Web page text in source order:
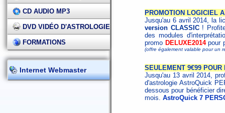
CD AUDIO MP3
DVD VIDÉO D'ASTROLOGIE
FORMATIONS
Internet Webmaster
PROMOTION LOGICIEL
Jusqu'au 6 avril 2014, la
version CLASSIC!
des modules
promo DELUXE2014pour
(offre également valable pour un
SEULEMENT 9€99 POUR
Jusqu'au 13 avril 2014,
d'astrologie AstroQuick
dessous pour bénéficier
mois. AstroQuick 7